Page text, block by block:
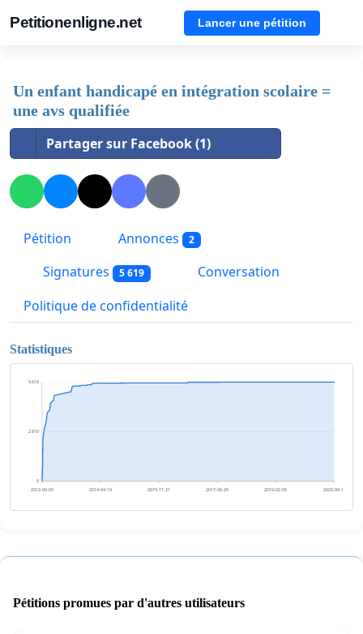
Petitionenligne.net Lancer une pétition
Un enfant handicapé en intégration scolaire =
une avs qualifiée
Partager sur Facebook (1)
Pétition Annonces 2
Signatures 5 619
Conversation
Politique de confidentialité
Statistiques
0
2 810
5 619
2012-09-05 2014-04-14 2015-11-21 2017-06-29 2019-02-05 2020-09-13
Pétitions promues par d'autres utilisateurs